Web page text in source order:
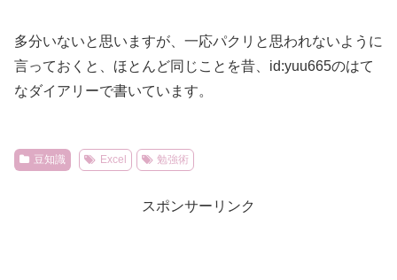
多分いないと思いますが、一応パクリと思われないように
言っておくと、ほとんど同じことを昔、id:yuu665のはて
なダイアリーで書いています。
豆知識 Excel 勉強術
スポンサーリンク